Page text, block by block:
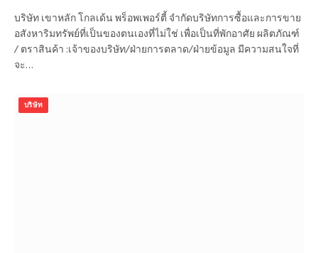
บริษัท เขาหลัก โกลเด้น พร็อพเพอร์ตี้ จำกัดบริษัทการซื้อและการขาย
อสังหาริมทรัพย์ที่เป็นของตนเองที่ไม่ใช่ เพื่อเป็นที่พักอาศัย ผลิตภัณฑ์
/ ตราสินค้า :เจ้าของบริษัท/ฝ่ายการตลาด/ฝ่ายข้อมูล มีความสนใจที่
จะ…
บริษัท